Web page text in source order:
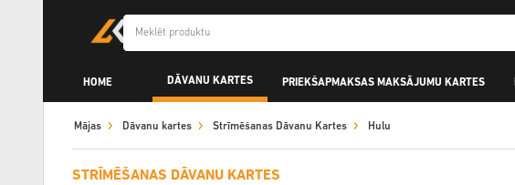
HOME DĀVANU KARTES PRIEKŠAPMAKSAS MAKSĀJUMU KARTES
Mājas Dāvanu kartes Strīmēšanas Dāvanu Kartes Hulu
STRĪMĒŠANAS DĀVANU KARTES